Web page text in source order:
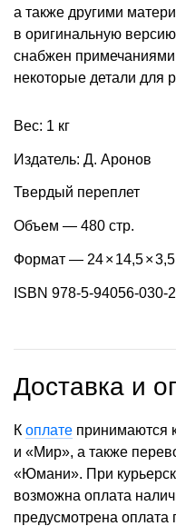
а также другими
в оригинальную
снабжен
некоторые детали для
Вес: 1 кг
Издатель: Д. Аронов
Твердый переплет
Объем — 480 стр.
Формат — 24× 14,5×
ISBN 978-5-94056-030-2
Доставка и
К оплате принимаются
и «Мир», а также
«Юмани». При
возможна оплата
предусмотрена оплата